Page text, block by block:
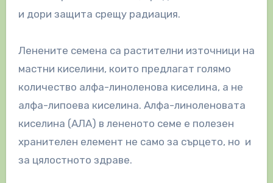
и дори защита срещу радиация.
Ленените семена са растителни източници на
мастни киселини, които предлагат голямо
количество алфа-линоленова киселина, а не
алфа-липоева киселина. Алфа-линоленовата
киселина (АЛА) в лененото семе е полезен
хранителен елемент не само за сърцето, но и
за цялостното здраве.